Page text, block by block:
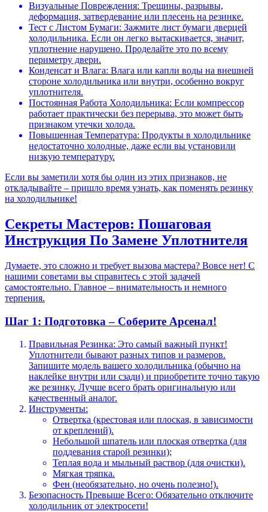
Визуальные Повреждения: Трещины, разрывы,
деформация, затвердевание или плесень на резинке.
Тест с Листом Бумаги: Зажмите лист бумаги дверцей
холодильника. Если он легко вытаскивается, значит,
уплотнение нарушено. Проделайте это по всему
периметру двери.
Конденсат и Влага: Влага или капли воды на внешней
стороне холодильника или внутри, особенно вокруг
уплотнителя.
Постоянная Работа Холодильника: Если компрессор
работает практически без перерыва, это может быть
признаком утечки холода.
Повышенная Температура: Продукты в холодильнике
недостаточно холодные, даже если вы установили
низкую температуру.
Если вы заметили хотя бы один из этих признаков, не
откладывайте – пришло время узнать, как поменять резинку
на холодильнике!
Секреты Мастеров: Пошаговая
Инструкция По Замене Уплотнителя
Думаете, это сложно и требует вызова мастера? Вовсе нет! С
нашими советами вы справитесь с этой задачей
самостоятельно. Главное – внимательность и немного
терпения.
Шаг 1: Подготовка – Соберите Арсенал!
Правильная Резинка: Это самый важный пункт!
Уплотнители бывают разных типов и размеров.
Запишите модель вашего холодильника (обычно на
наклейке внутри или сзади) и приобретите точно такую
же резинку. Лучше всего брать оригинальную или
качественный аналог.
Инструменты:
Отвертка (крестовая или плоская, в зависимости
от креплений).
Небольшой шпатель или плоская отвертка (для
поддевания старой резинки);
Теплая вода и мыльный раствор (для очистки).
Мягкая тряпка.
Фен (необязательно, но очень полезно!).
Безопасность Превыше Всего: Обязательно отключите
холодильник от электросети!